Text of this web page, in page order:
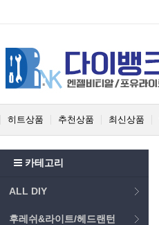
히트상품 추천상품 최신상품
카테고리
ALL DIY
후레쉬&라이트/헤드랜턴